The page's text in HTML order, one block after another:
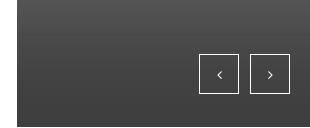
b
ar
e